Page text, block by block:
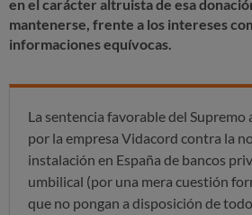
en el carácter altruista de esa
mantenerse, frente a los intereses
informaciones equívocas.
La sentencia favorable del
por la empresa Vidacord contra la
instalación en España de bancos
umbilical (por una mera cuestión
que no pongan a disposición de